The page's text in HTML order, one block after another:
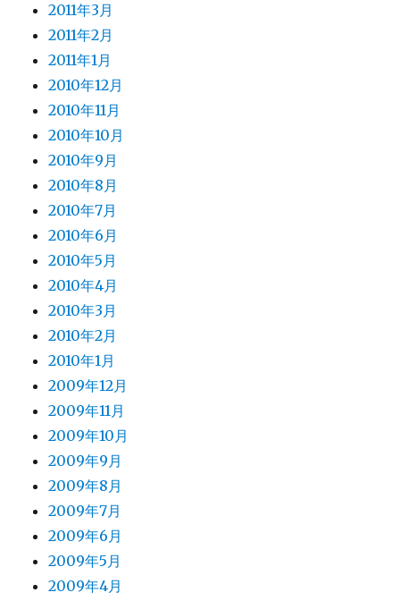
2011年3月
2011年2月
2011年1月
2010年12月
2010年11月
2010年10月
2010年9月
2010年8月
2010年7月
2010年6月
2010年5月
2010年4月
2010年3月
2010年2月
2010年1月
2009年12月
2009年11月
2009年10月
2009年9月
2009年8月
2009年7月
2009年6月
2009年5月
2009年4月